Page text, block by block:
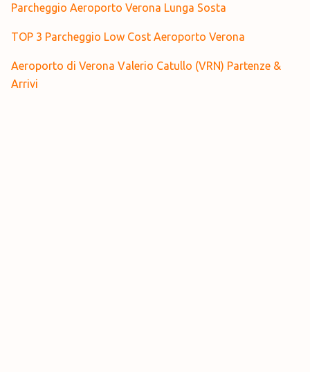
Parcheggio Aeroporto Verona Lunga Sosta
TOP 3 Parcheggio Low Cost Aeroporto Verona
Aeroporto di Verona Valerio Catullo (VRN) Partenze &
Arrivi